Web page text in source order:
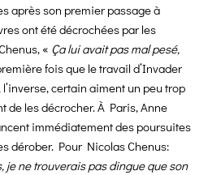
après son premier passage à
ont été décrochées par les
« Ça lui avait pas mal pesé,
fois que le travail d’Invader
certain aiment un peu trop
de les décrocher. À Paris, Anne
immédiatement des poursuites
dérober. Pour Nicolas Chenus:
je ne trouverais pas dingue que son